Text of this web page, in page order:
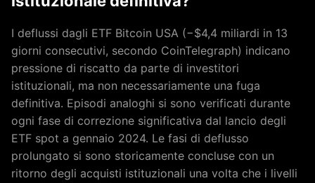
I deflussi dagli ETF Bitcoin USA (−$4,4 miliardi in 13
giorni consecutivi, secondo CoinTelegraph) indicano
pressione di riscatto da parte di investitori
istituzionali, ma non necessariamente una fuga
definitiva. Episodi analoghi si sono verificati durante
ogni fase di correzione significativa dal lancio degli
ETF spot a gennaio 2024. Le fasi di deflusso
prolungato si sono storicamente concluse con un
ritorno degli acquisti istituzionali una volta che i livelli